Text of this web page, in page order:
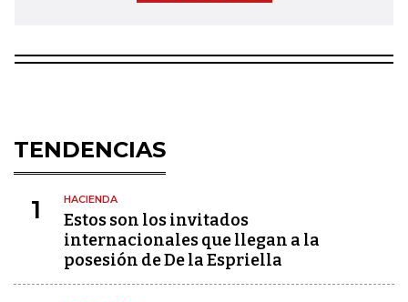
TENDENCIAS
1 HACIENDA
Estos son los invitados
internacionales que llegan a la
posesión de De la Espriella